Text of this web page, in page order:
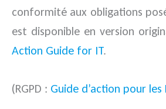
conformité aux obligations
est disponible en version
Action Guide for IT.
(RGPD : Guide d’action pour les